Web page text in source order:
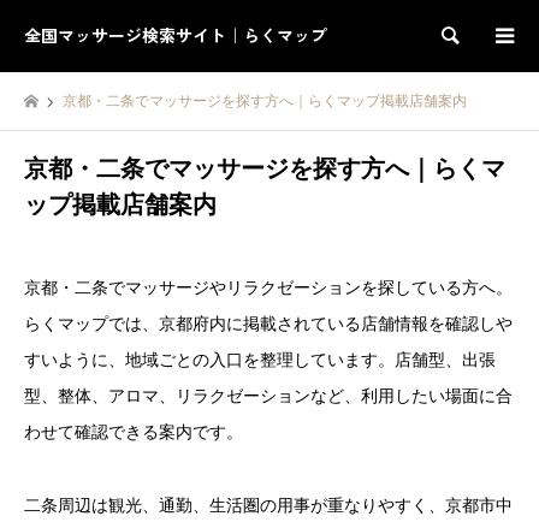
全国マッサージ検索サイト｜らくマップ 検索
京都・二条でマッサージを探す方へ｜らくマップ掲載店舗案内
京都・二条でマッサージを探す方へ｜らくマ
ップ掲載店舗案内
京都・二条でマッサージやリラクゼーションを探している方へ。
らくマップでは、京都府内に掲載されている店舗情報を確認しや
すいように、地域ごとの入口を整理しています。店舗型、出張
型、整体、アロマ、リラクゼーションなど、利用したい場面に合
わせて確認できる案内です。
二条周辺は観光、通勤、生活圏の用事が重なりやすく、京都市中